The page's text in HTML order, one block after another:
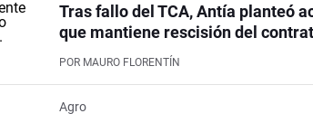
Tras fallo del TCA, Antía planteó
que mantiene rescisión del
POR MAURO FLORENTÍN
Agro